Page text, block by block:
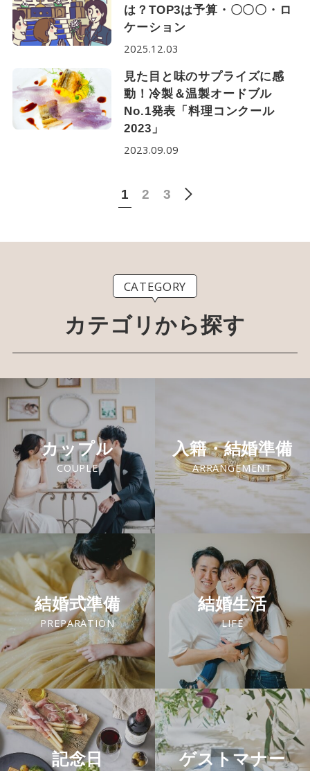
は？TOP3は予算・〇〇〇・ロ
ケーション
2025.12.03
見た目と味のサプライズに感
動！冷製＆温製オードブル
No.1発表「料理コンクール
2023」
2023.09.09
1 2 3
CATEGORY
カテゴリから探す
カップル
COUPLE
入籍・結婚準備
ARRANGEMENT
結婚式準備
PREPARATION
結婚生活
LIFE
記念日 ゲストマナー